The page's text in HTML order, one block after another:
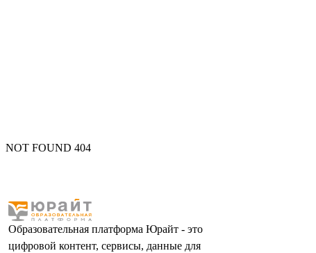
NOT FOUND 404
Образовательная платформа Юрайт - это
цифровой контент, сервисы, данные для